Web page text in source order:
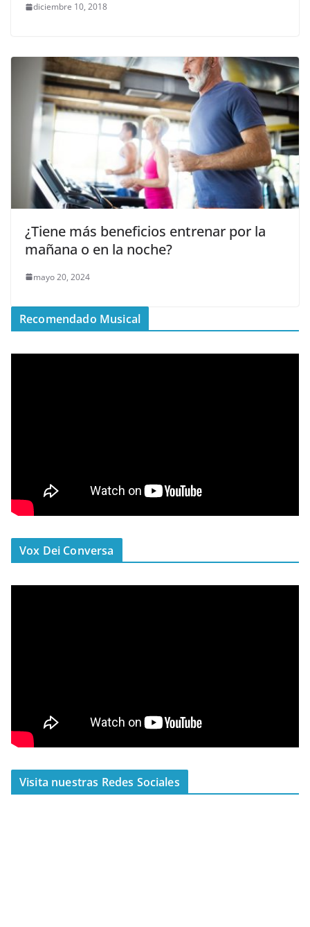
diciembre 10, 2018
¿Tiene más beneficios entrenar por la
mañana o en la noche?
mayo 20, 2024
Recomendado Musical
Vox Dei Conversa
Visita nuestras Redes Sociales